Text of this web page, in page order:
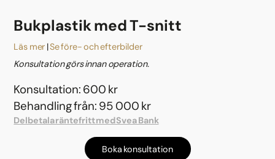
Bukplastik med T-snitt
Läs mer Se före- och efterbilder
Konsultation görs innan operation.
Konsultation: 600 kr
Behandling från: 95 000 kr
Delbetala räntefritt med Svea Bank
Boka konsultation